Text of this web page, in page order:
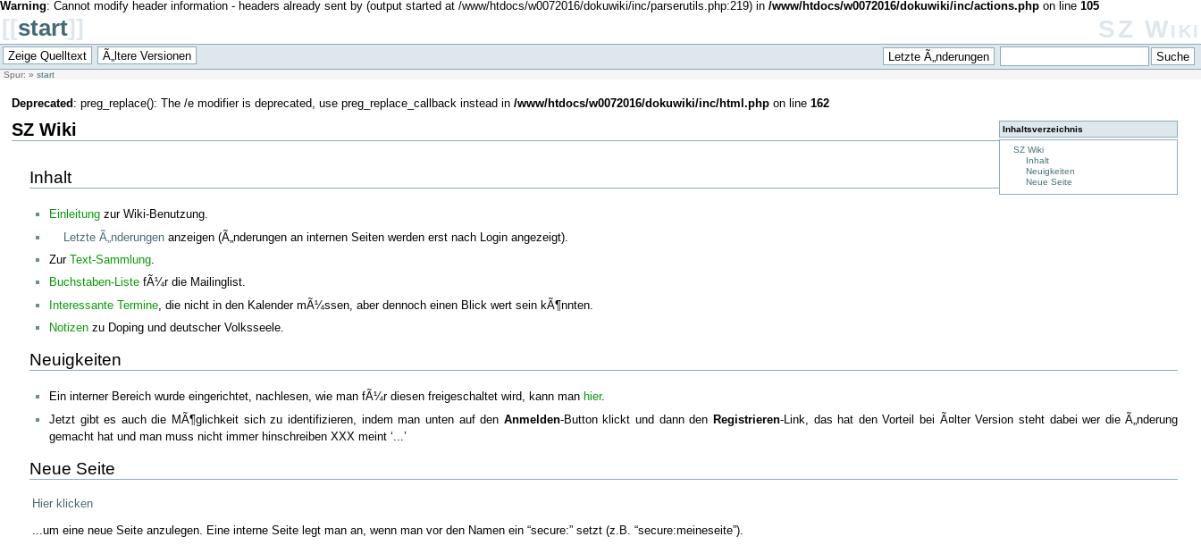
Warning: Cannot modify header information - headers already sent by (output started at /www/htdocs/w0072016/dokuwiki/inc/parserutils.php:219) in /www/htdocs/w0072016/dokuwiki/inc/actions.php on line 105
[[start]] SZ Wiki
Spur: » start
Deprecated: preg_replace(): The /e modifier is deprecated, use preg_replace_callback instead in /www/htdocs/w0072016/dokuwiki/inc/html.phpon line 162
Inhaltsverzeichnis
SZ Wiki
Inhalt
Neuigkeiten
Neue Seite
SZ Wiki
Inhalt
Einleitungzur Wiki-Benutzung.
Letzte Ã„nderungenanzeigen (Ã„nderungen an internen Seiten werden erst nach Login angezeigt).
Zur Text-Sammlung.
Buchstaben-ListefÃ¼r die Mailinglist.
Interessante Termine, die nicht in den Kalender mÃ¼ssen, aber dennoch einen Blick wert sein kÃ¶nnten.
Notizenzu Doping und deutscher Volksseele.
Neuigkeiten
Ein interner Bereich wurde eingerichtet, nachlesen, wie man fÃ¼r diesen freigeschaltet wird, kann man hier.
Jetzt gibt es auch die MÃ¶glichkeit sich zu identifizieren, indem man unten auf den Anmelden-Button klickt und dann den Registrieren-Link, das hat den Vorteil bei Ã¤lter Version steht dabei wer die Ã„nderung
gemacht hat und man muss nicht immer hinschreiben XXX meint ‘...’
Neue Seite
Hier klicken
...um eine neue Seite anzulegen. Eine interne Seite legt man an, wenn man vor den Namen ein “secure:” setzt (z.B. “secure:meineseite”).